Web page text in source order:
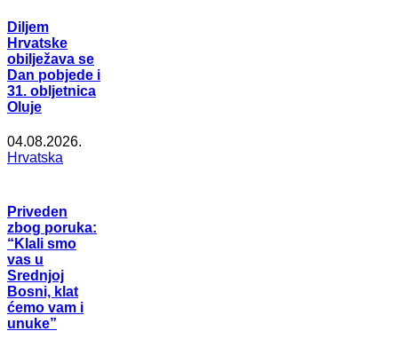
Diljem
Hrvatske
obilježava se
Dan pobjede i
31. obljetnica
Oluje
04.08.2026.
Hrvatska
Priveden
zbog poruka:
“Klali smo
vas u
Srednjoj
Bosni, klat
ćemo vam i
unuke”